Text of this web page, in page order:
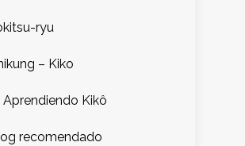
ryu
– Kiko
Aprendiendo Kikô
recomendado